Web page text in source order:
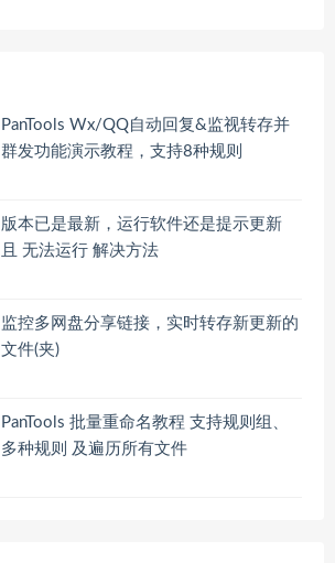
PanTools Wx/QQ自动回复&监视转存并
群发功能演示教程，支持8种规则
版本已是最新，运行软件还是提示更新
且 无法运行 解决方法
监控多网盘分享链接，实时转存新更新的
文件(夹)
PanTools 批量重命名教程 支持规则组、
多种规则 及遍历所有文件